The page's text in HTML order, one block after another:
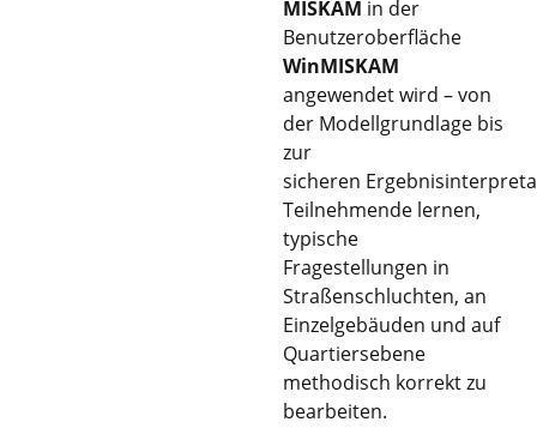
MISKAM in der
Benutzeroberfläche
WinMISKAM
angewendet wird – von
der Modellgrundlage bis
zur
sicheren
Teilnehmende lernen,
typische
Fragestellungen in
Straßenschluchten, an
Einzelgebäuden und auf
Quartiersebene
methodisch korrekt zu
bearbeiten.